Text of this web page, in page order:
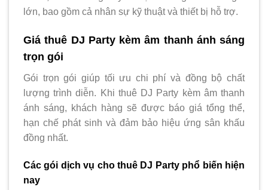
lớn, bao gồm cả nhân sự kỹ thuật và thiết bị hỗ trợ.
Giá thuê DJ Party kèm âm thanh ánh sáng
trọn gói
Gói trọn gói giúp tối ưu chi phí và đồng bộ chất
lượng trình diễn. Khi thuê DJ Party kèm âm thanh
ánh sáng, khách hàng sẽ được báo giá tổng thể,
hạn chế phát sinh và đảm bảo hiệu ứng sân khấu
đồng nhất.
Các gói dịch vụ cho thuê DJ Party phổ biến hiện
nay